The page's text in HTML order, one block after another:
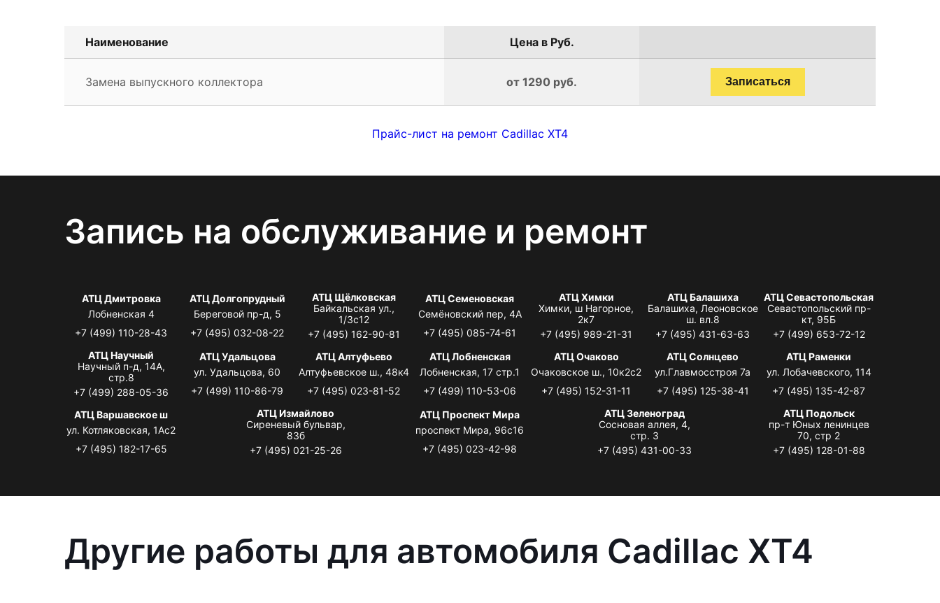
Наименование Цена в Руб.
Замена выпускного коллектора от 1290 руб. Записаться
Прайс-лист на ремонт Cadillac XT4
Запись на обслуживание и ремонт
АТЦ Дмитровка
Лобненская 4
+7 (499) 110-28-43
АТЦ Долгопрудный
Береговой пр-д, 5
+7 (495) 032-08-22
АТЦ Щёлковская
Байкальская ул.,
1/3с12
+7 (495) 162-90-81
АТЦ Семеновская
Семёновский пер, 4А
+7 (495) 085-74-61
АТЦ Химки
Химки, ш Нагорное,
2к7
+7 (495) 989-21-31
АТЦ Балашиха
Балашиха, Леоновское
ш. вл.8
+7 (495) 431-63-63
АТЦ Севастопольская
Севастопольский пр-
кт, 95Б
+7 (499) 653-72-12
АТЦ Научный
Научный п-д, 14А,
стр.8
+7 (499) 288-05-36
АТЦ Удальцова
ул. Удальцова, 60
+7 (499) 110-86-79
АТЦ Алтуфьево
Алтуфьевское ш., 48к4
+7 (495) 023-81-52
АТЦ Лобненская
Лобненская, 17 стр.1
+7 (499) 110-53-06
АТЦ Очаково
Очаковское ш., 10к2с2
+7 (495) 152-31-11
АТЦ Солнцево
ул.Главмосстроя 7а
+7 (495) 125-38-41
АТЦ Раменки
ул. Лобачевского, 114
+7 (495) 135-42-87
АТЦ Варшавское ш
ул. Котляковская, 1Ас2
+7 (495) 182-17-65
АТЦ Измайлово
Сиреневый бульвар,
83б
+7 (495) 021-25-26
АТЦ Проспект Мира
проспект Мира, 96с16
+7 (495) 023-42-98
АТЦ Зеленоград
Сосновая аллея, 4,
стр. 3
+7 (495) 431-00-33
АТЦ Подольск
пр-т Юных ленинцев
70, стр 2
+7 (495) 128-01-88
Другие работы для автомобиля Cadillac XT4